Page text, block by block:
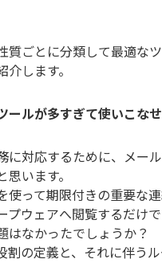
質ごとに分類して最適な
します。
ルが多すぎて使いこな
に対応するために、メー
います。
使って期限付きの重要な
プウェアへ閲覧するだけ
はなかったでしょうか？
割の定義と、それに伴う